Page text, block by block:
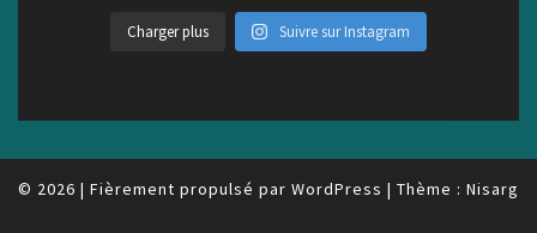
Charger plus Suivre sur Instagram
© 2026 | Fièrement propulsé par WordPress | Thème : Nisarg